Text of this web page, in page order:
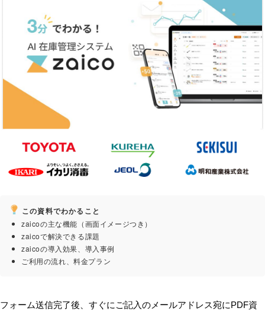
この資料でわかること
zaicoの主な機能（画面イメージつき）
zaicoで解決できる課題
zaicoの導入効果、導入事例
ご利用の流れ、料金プラン